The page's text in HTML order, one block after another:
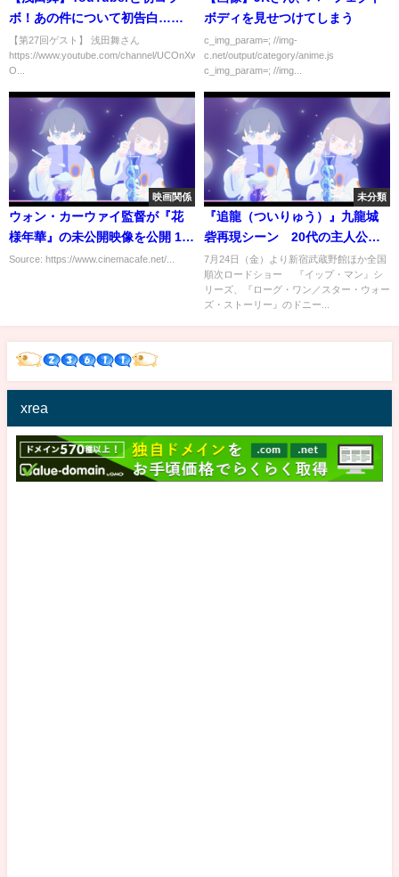
ボ！あの件について初告白…ぶ
っちゃけ話に一同大盛り上が
り！！
【第27回ゲスト】 浅田舞さん
https://www.youtube.com/channel/UCOnXwk815KM_rPPhdBc-
O...
ボディを見せつけてしまう
c_img_param=; //img-
c.net/output/category/anime.js
c_img_param=; //img...
映画関係
ウォン・カーウァイ監督が『花
様年華』の未公開映像を公開 10
月にオークションへ出品
Source: https://www.cinemacafe.net/...
未分類
『追龍（ついりゅう）』九龍城
砦再現シーン 20代の主人公を
演じるドニー・イェンの若作り
に注目
7月24日（金）より新宿武蔵野館ほか全国
順次ロードショー 『イップ・マン』シ
リーズ、『ローグ・ワン／スター・ウォー
ズ・ストーリー』のドニー...
xrea